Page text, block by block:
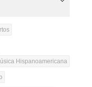
Hispanoamericana